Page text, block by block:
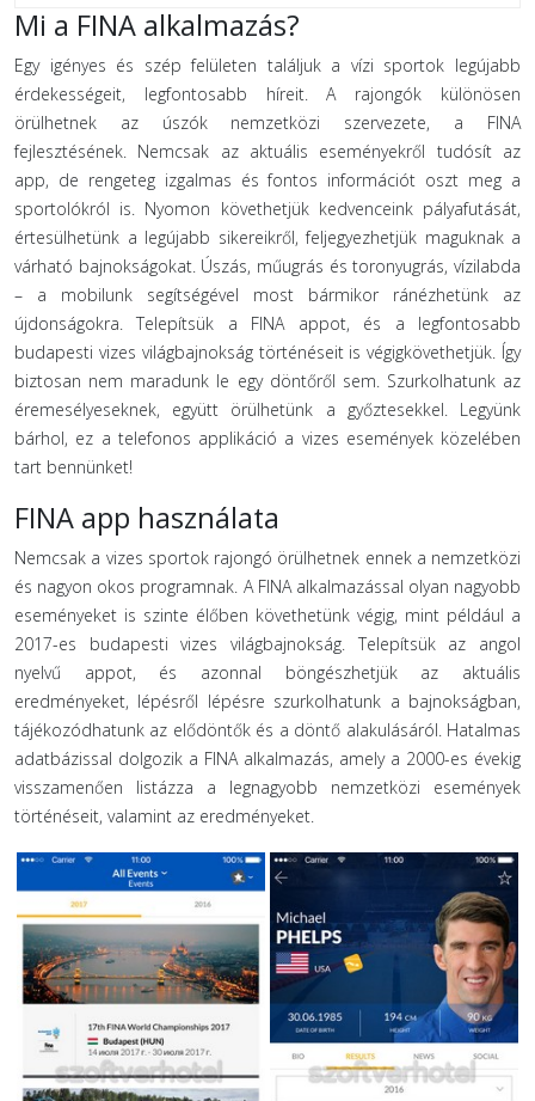
Mi a FINA alkalmazás?
Egy igényes és szép felületen találjuk a vízi sportok legújabb
érdekességeit, legfontosabb híreit. A rajongók különösen
örülhetnek az úszók nemzetközi szervezete, a FINA
fejlesztésének. Nemcsak az aktuális eseményekről tudósít az
app, de rengeteg izgalmas és fontos információt oszt meg a
sportolókról is. Nyomon követhetjük kedvenceink pályafutását,
értesülhetünk a legújabb sikereikről, feljegyezhetjük maguknak a
várható bajnokságokat. Úszás, műugrás és toronyugrás, vízilabda
– a mobilunk segítségével most bármikor ránézhetünk az
újdonságokra. Telepítsük a FINA appot, és a legfontosabb
budapesti vizes világbajnokság történéseit is végigkövethetjük. Így
biztosan nem maradunk le egy döntőről sem. Szurkolhatunk az
éremesélyeseknek, együtt örülhetünk a győztesekkel. Legyünk
bárhol, ez a telefonos applikáció a vizes események közelében
tart bennünket!
FINA app használata
Nemcsak a vizes sportok rajongó örülhetnek ennek a nemzetközi
és nagyon okos programnak. A FINA alkalmazással olyan nagyobb
eseményeket is szinte élőben követhetünk végig, mint például a
2017-es budapesti vizes világbajnokság. Telepítsük az angol
nyelvű appot, és azonnal böngészhetjük az aktuális
eredményeket, lépésről lépésre szurkolhatunk a bajnokságban,
tájékozódhatunk az elődöntők és a döntő alakulásáról. Hatalmas
adatbázissal dolgozik a FINA alkalmazás, amely a 2000-es évekig
visszamenően listázza a legnagyobb nemzetközi események
történéseit, valamint az eredményeket.